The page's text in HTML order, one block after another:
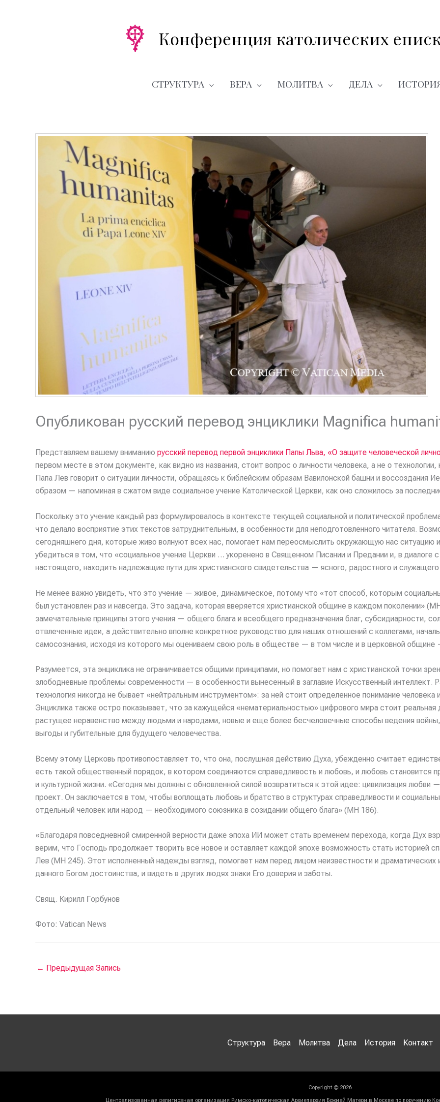
Конференция католических
СТРУКТУРА ВЕРА МОЛИТВА ДЕЛА
Опубликован русский перевод энциклики Magnifica
Представляем вашему вниманию русский перевод первой энциклики Папы Льва, «О защите человеческой
первом месте в этом документе, как видно из названия, стоит вопрос о личности человека, а не о
Папа Лев говорит о ситуации личности, обращаясь к библейским образам Вавилонской башни и воссоздания
образом — напоминая в сжатом виде социальное учение Католической Церкви, как оно сложилось за
Поскольку это учение каждый раз формулировалось в контексте текущей социальной и политической
что делало восприятие этих текстов затруднительным, в особенности для неподготовленного читателя.
сегодняшнего дня, которые живо волнуют всех нас, помогает нам переосмыслить окружающую нас ситуацию
убедиться в том, что «социальное учение Церкви … укоренено в Священном Писании и Предании и, в диалоге
настоящего, находить надлежащие пути для христианского свидетельства — ясного, радостного и
Не менее важно увидеть, что это учение — живое, динамическое, потому что «тот способ, которым
был установлен раз и навсегда. Это задача, которая вверяется христианской общине в каждом поколении»
замечательные принципы этого учения — общего блага и всеобщего предназначения благ, субсидиарности,
отвлеченные идеи, а действительно вполне конкретное руководство для наших отношений с коллегами,
самосознания, исходя из которого мы оцениваем свою роль в обществе — в том числе и в церковной
Разумеется, эта энциклика не ограничивается общими принципами, но помогает нам с христианской точки
злободневные проблемы современности — в особенности вынесенный в заглавие Искусственный
технология никогда не бывает «нейтральным инструментом»: за ней стоит определенное понимание
Энциклика также остро показывает, что за кажущейся «нематериальностью» цифрового мира стоит
растущее неравенство между людьми и народами, новые и еще более бесчеловечные способы ведения
выгоды и губительные для будущего человечества.
Всему этому Церковь противопоставляет то, что она, послушная действию Духа, убежденно считает
есть такой общественный порядок, в котором соединяются справедливость и любовь, и любовь становится
и культурной жизни. «Сегодня мы должны с обновленной силой возвратиться к этой идее: цивилизация любви
проект. Он заключается в том, чтобы воплощать любовь и братство в структурах справедливости и
отдельный человек или народ — необходимого союзника в созидании общего блага» (MH 186).
«Благодаря повседневной смиренной верности даже эпоха ИИ может стать временем перехода, когда Дух
верим, что Господь продолжает творить всё новое и оставляет каждой эпохе возможность стать историей
Лев (MH 245). Этот исполненный надежды взгляд, помогает нам перед лицом неизвестности и драматических
данного Богом достоинства, и видеть в других людях знаки Его доверия и заботы.
Свящ. Кирилл Горбунов
Фото: Vatican News
← Предыдущая Запись
Структура Вера Молитва Дела История Контакт
Copyright © 2026
Централизованная религиозная организация Римско-католическая Архиепархия Божией Матери в Москве по поручению